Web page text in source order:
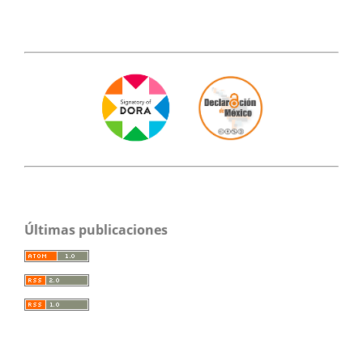
Últimas publicaciones